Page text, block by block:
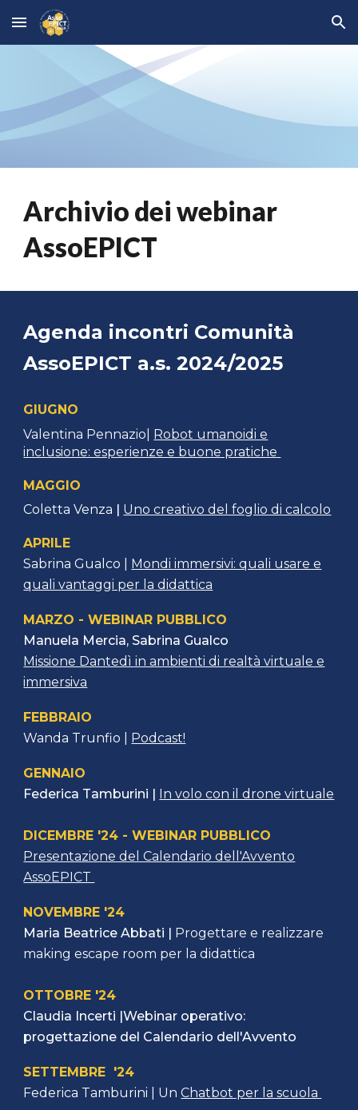
Skip to main content Skip to navigation
Archivio dei webinar
AssoEPICT
Agenda incontri Comunità
AssoEPICT a.s. 2024/2025
GIUGNO
Valentina Pennazio| Robot umanoidi e
inclusione: esperienze e buone pratiche
MAGGIO
Coletta Venza
Uno creativo del foglio di calcolo
APRILE
Sabrina Gualco |
Mondi immersivi: quali usare e
quali vantaggi per la didattica
MARZO -WEBINAR PUBBLICO
Manuela Mercia, Sabrina Gualco
Missione Dantedì in ambienti di realtà virtuale e
immersiva
FEBBRAIO
Wanda Trunfio |
Podcast!
GENNAIO
Federica Tamburini |
In volo con il drone virtuale
DICEMBRE '24 - WEBINAR PUBBLICO
Presentazione del Calendario dell'Avvento
AssoEPICT
NOVEMBRE '24
Maria Beatrice Abbati
Progettare e realizzare
making escape room per la didattica
OTTOBRE '24
Claudia Incerti |Webinar operativo:
progettazione del Calendario dell'Avvento
SETTEMBRE '24
Federica Tamburini | UnChatbot per la scuola